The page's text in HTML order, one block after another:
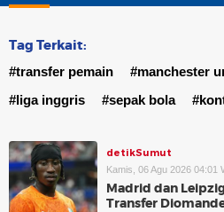
Tag Terkait:
#transfer pemain #manchester
#liga inggris
#sepak bola
detikSumut
Kamis, 06 Agu 2026 04:01
Madrid dan
Transfer